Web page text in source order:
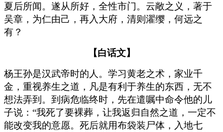
夏后所闻。遂从所好，全性市门。云敞之义，著于
吴章，为仁由己，再入大府，清则濯缨，何远之
有？
【白话文】
杨王孙是汉武帝时的人。学习黄老之术，家业千
金，重视养生之道，凡是有利于养生的东西，无不
想法弄到。到病危临终时，先在遣嘱中命令他的儿
子说：“我死了要裸葬，让我返归自然之道，一定不
能改变我的意愿。死后就用布袋装尸体，入地七